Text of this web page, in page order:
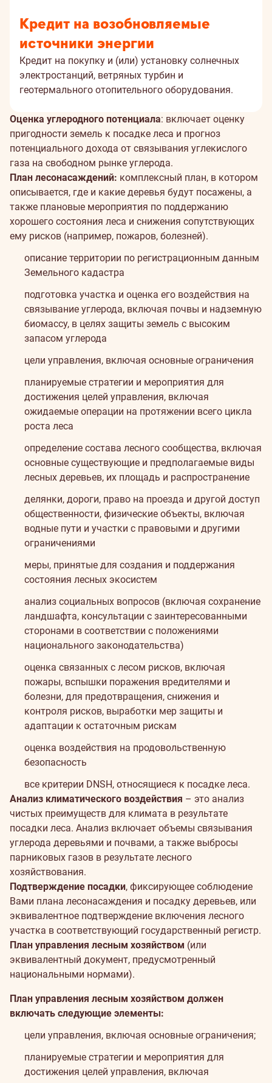
Кредит на возобновляемые
источники энергии
Кредит на покупку и (или) установку солнечных
электростанций, ветряных турбин и
геотермального отопительного оборудования.
Оценка углеродного потенциала: включает оценку
пригодности земель к посадке леса и прогноз
потенциального дохода от связывания углекислого
газа на свободном рынке углерода.
План лесонасаждений: комплексный план, в котором
описывается, где и какие деревья будут посажены, а
также плановые мероприятия по поддержанию
хорошего состояния леса и снижения сопутствующих
ему рисков (например, пожаров, болезней).
описание территории по регистрационным данным
Земельного кадастра
подготовка участка и оценка его воздействия на
связывание углерода, включая почвы и надземную
биомассу, в целях защиты земель с высоким
запасом углерода
цели управления, включая основные ограничения
планируемые стратегии и мероприятия для
достижения целей управления, включая
ожидаемые операции на протяжении всего цикла
роста леса
определение состава лесного сообщества, включая
основные существующие и предполагаемые виды
лесных деревьев, их площадь и распространение
делянки, дороги, право на проезда и другой доступ
общественности, физические объекты, включая
водные пути и участки с правовыми и другими
ограничениями
меры, принятые для создания и поддержания
состояния лесных экосистем
анализ социальных вопросов (включая сохранение
ландшафта, консультации с заинтересованными
сторонами в соответствии с положениями
национального законодательства)
оценка связанных с лесом рисков, включая
пожары, вспышки поражения вредителями и
болезни, для предотвращения, снижения и
контроля рисков, выработки мер защиты и
адаптации к остаточным рискам
оценка воздействия на продовольственную
безопасность
все критерии DNSH, относящиеся к посадке леса.
Анализ климатического воздействия – это анализ
чистых преимуществ для климата в результате
посадки леса. Анализ включает объемы связывания
углерода деревьями и почвами, а также выбросы
парниковых газов в результате лесного
хозяйствования.
Подтверждение посадки, фиксирующее соблюдение
Вами плана лесонасаждения и посадку деревьев, или
эквивалентное подтверждение включения лесного
участка в соответствующий государственный регистр.
План управления лесным хозяйством (или
эквивалентный документ, предусмотренный
национальными нормами).
План управления лесным хозяйством должен
включать следующие элементы:
цели управления, включая основные ограничения;
планируемые стратегии и мероприятия для
достижения целей управления, включая